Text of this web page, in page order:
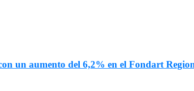
un aumento del 6,2% en el Fondart